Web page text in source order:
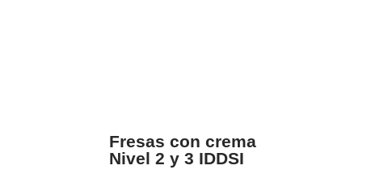
Fresas con crema
Nivel 2 y 3 IDDSI